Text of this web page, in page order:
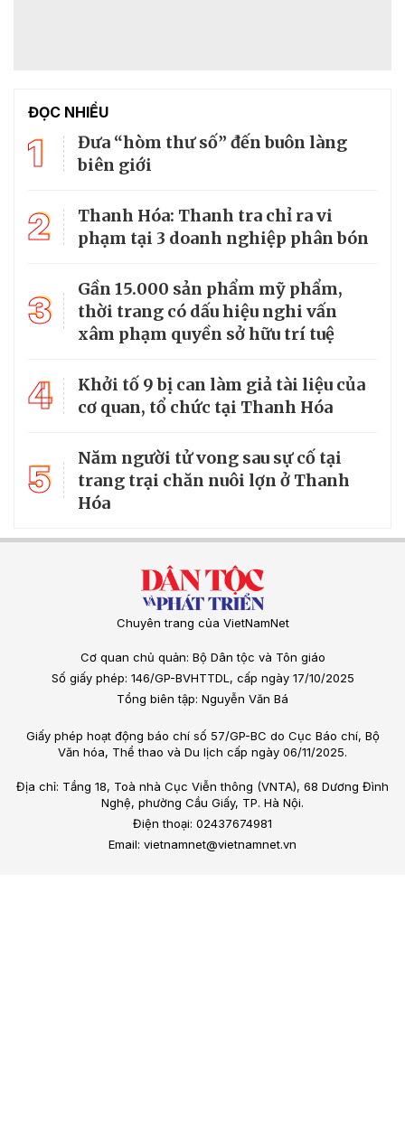
ĐỌC NHIỀU
1
Đưa “hòm thư số” đến buôn làng
biên giới
2
Thanh Hóa: Thanh tra chỉ ra vi
phạm tại 3 doanh nghiệp phân bón
3
Gần 15.000 sản phẩm mỹ phẩm,
thời trang có dấu hiệu nghi vấn
xâm phạm quyền sở hữu trí tuệ
4
Khởi tố 9 bị can làm giả tài liệu của
cơ quan, tổ chức tại Thanh Hóa
5
Năm người tử vong sau sự cố tại
trang trại chăn nuôi lợn ở Thanh
Hóa
Chuyên trang của VietNamNet
Cơ quan chủ quản: Bộ Dân tộc và Tôn giáo
Số giấy phép: 146/GP-BVHTTDL, cấp ngày 17/10/2025
Tổng biên tập: Nguyễn Văn Bá
Giấy phép hoạt động báo chí số 57/GP-BC do Cục Báo chí, Bộ
Văn hóa, Thể thao và Du lịch cấp ngày 06/11/2025.
Địa chỉ: Tầng 18, Toà nhà Cục Viễn thông (VNTA), 68 Dương Đình
Nghệ, phường Cầu Giấy, TP. Hà Nội.
Điện thoại: 02437674981
Email: vietnamnet@vietnamnet.vn